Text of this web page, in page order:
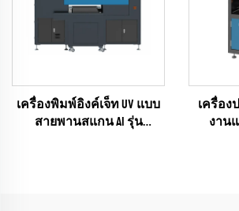
เครื่องพิมพ์อิงค์เจ็ท UV แบบ
สายพานสแกน AI รุ่น
เครื่อง
งานแ